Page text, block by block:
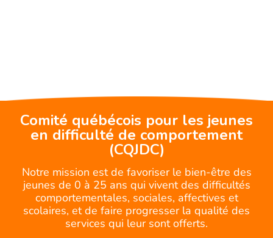
Comité québécois pour les jeunes
en difficulté de comportement
(CQJDC)
Notre mission est de favoriser le bien-être des
jeunes de 0 à 25 ans qui vivent des difficultés
comportementales, sociales, affectives et
scolaires, et de faire progresser la qualité des
services qui leur sont offerts.